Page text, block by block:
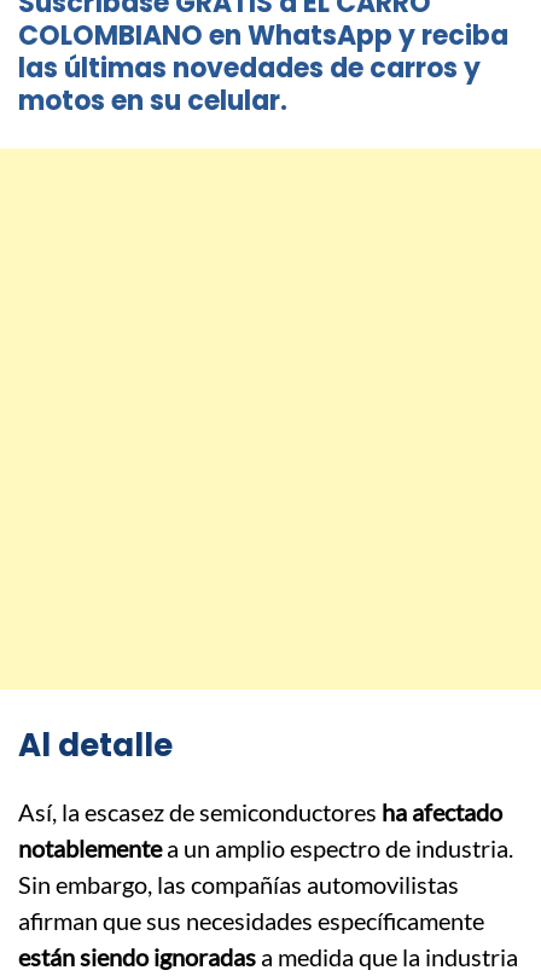
COLOMBIANO en WhatsApp y reciba
las últimas novedades de carros y
motos en su celular.
Al detalle
Así, la escasez de semiconductores ha afectado
notablementea un amplio espectro de industria.
Sin embargo, las compañías automovilistas
afirman que sus necesidades específicamente
están siendo ignoradas a medida que la industria